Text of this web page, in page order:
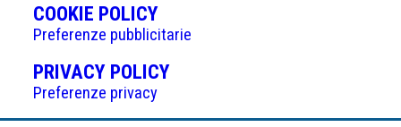
COOKIE POLICY(APRE
IN
UNA
NUOVA
Preferenze pubblicitarie
PRIVACY POLICY(APRE
UNA
Preferenze privacy